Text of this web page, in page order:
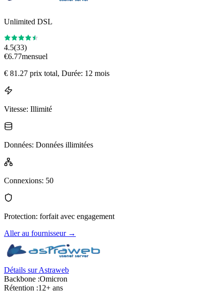
Unlimited DSL
4.5(33)
€6.77mensuel
€ 81.27 prix total, Durée: 12 mois
Vitesse: Illimité
Données: Données illimitées
Connexions: 50
Protection: forfait avec engagement
Aller au fournisseur→
Détails sur Astraweb
Backbone :Omicron
Rétention :12+ ans